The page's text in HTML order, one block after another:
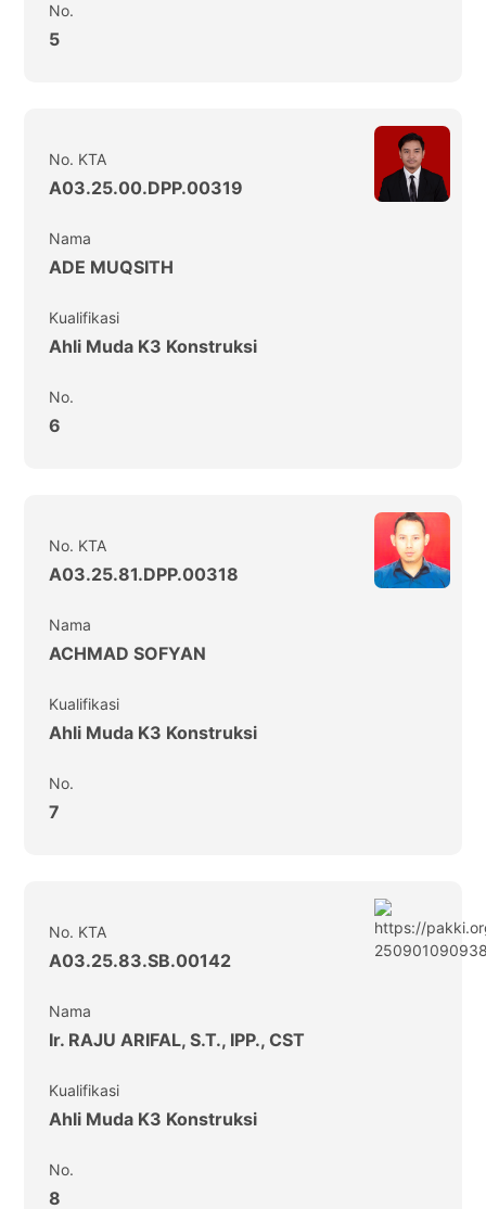
No.
5
No. KTA
A03.25.00.DPP.00319
Nama
ADE MUQSITH
Kualifikasi
Ahli Muda K3 Konstruksi
No.
6
No. KTA
A03.25.81.DPP.00318
Nama
ACHMAD SOFYAN
Kualifikasi
Ahli Muda K3 Konstruksi
No.
7
No. KTA
A03.25.83.SB.00142
Nama
Ir. RAJU ARIFAL, S.T., IPP., CST
Kualifikasi
Ahli Muda K3 Konstruksi
No.
8